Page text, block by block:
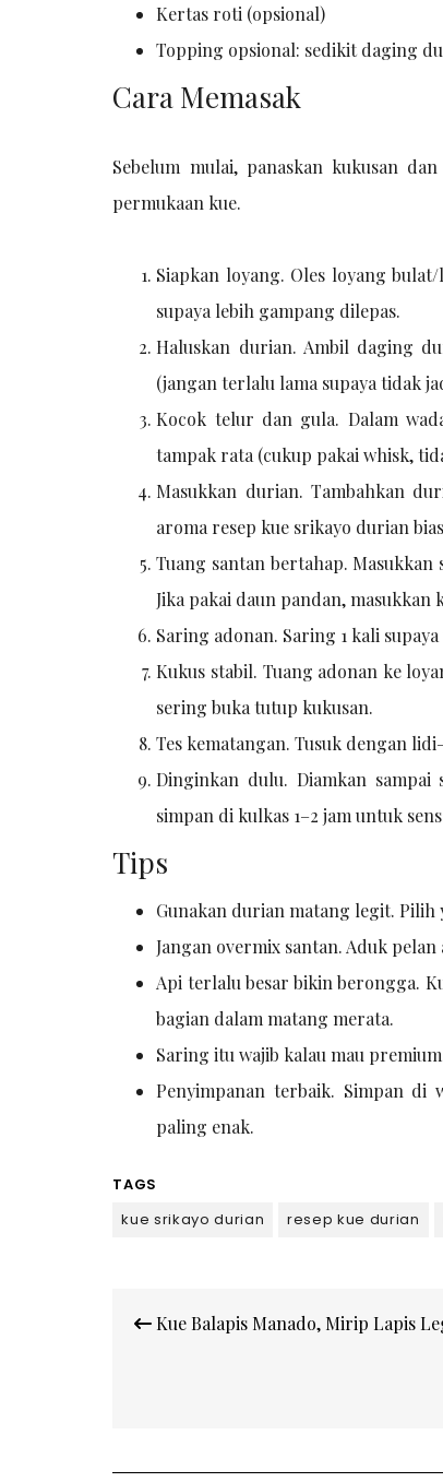
Kertas roti (opsional)
Topping opsional: sedikit daging
Cara Memasak
Sebelum mulai, panaskan kukusan
permukaan kue.
Siapkan loyang. Oles loyang
supaya lebih gampang dilepas.
Haluskan durian. Ambil daging
(jangan terlalu lama supaya tidak
Kocok telur dan gula. Dalam
tampak rata (cukup pakai whisk,
Masukkan durian. Tambahkan
aroma resep kue srikayo durian
Tuang santan bertahap.
Jika pakai daun pandan,
Saring adonan. Saring 1 kali
Kukus stabil. Tuang adonan ke
sering buka tutup kukusan.
Tes kematangan. Tusuk dengan
Dinginkan dulu. Diamkan
simpan di kulkas 1–2 jam untuk
Tips
Gunakan durian matang legit. Pilih
Jangan overmix santan. Aduk
Api terlalu besar bikin berongga.
bagian dalam matang merata.
Saring itu wajib kalau mau
Penyimpanan terbaik. Simpan di
paling enak.
TAGS
kue srikayo durian
resep kue durian
navigation
Kue Balapis Manado, Mirip Lapis